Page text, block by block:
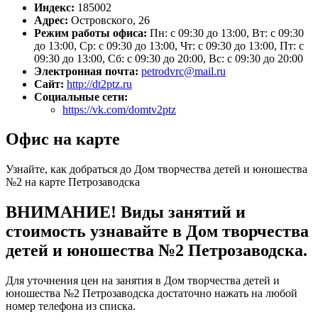
Индекс: 185002
Адрес: Островского, 26
Режим работы офиса: Пн: с 09:30 до 13:00, Вт: с 09:30
до 13:00, Ср: с 09:30 до 13:00, Чт: с 09:30 до 13:00, Пт: с
09:30 до 13:00, Сб: с 09:30 до 20:00, Вс: с 09:30 до 20:00
Электронная почта: petrodvrc@mail.ru
Сайт: http://dt2ptz.ru
Социальные сети:
https://vk.com/domtv2ptz
Офис на карте
Узнайте, как добраться до Дом творчества детей и юношества
№2 на карте Петрозаводска
ВНИМАНИЕ! Виды занятий и
стоимость узнавайте в Дом творчества
детей и юношества №2 Петрозаводска.
Для уточнения цен на занятия в Дом творчества детей и
юношества №2 Петрозаводска достаточно нажать на любой
номер телефона из списка.